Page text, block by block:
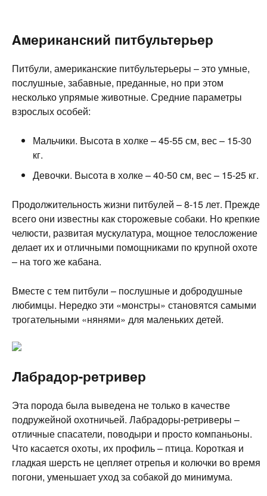
Американский питбультерьер
Питбули, американские питбультерьеры – это умные,
послушные, забавные, преданные, но при этом
несколько упрямые животные. Средние параметры
взрослых особей:
Мальчики. Высота в холке – 45-55 см, вес – 15-30
кг.
Девочки. Высота в холке – 40-50 см, вес – 15-25 кг.
Продолжительность жизни питбулей – 8-15 лет. Прежде
всего они известны как сторожевые собаки. Но крепкие
челюсти, развитая мускулатура, мощное телосложение
делает их и отличными помощниками по крупной охоте
– на того же кабана.
Вместе с тем питбули – послушные и добродушные
любимцы. Нередко эти «монстры» становятся самыми
трогательными «нянями» для маленьких детей.
Лабрадор-ретривер
Эта порода была выведена не только в качестве
подружейной охотничьей. Лабрадоры-ретриверы –
отличные спасатели, поводыри и просто компаньоны.
Что касается охоты, их профиль – птица. Короткая и
гладкая шерсть не цепляет отрепья и колючки во время
погони, уменьшает уход за собакой до минимума.